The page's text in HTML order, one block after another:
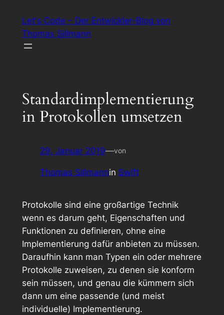
Inhalt
springen
Let's Code – Der Entwickler-Blog von
Thomas Sillmann
Standardimplementierung
in Protokollen umsetzen
29. Januar 2019—von
Thomas Sillmannin Swift
Protokolle sind eine großartige Technik
wenn es darum geht, Eigenschaften und
Funktionen zu definieren, ohne eine
Implementierung dafür anbieten zu müssen.
Daraufhin kann man Typen ein oder mehrere
Protokolle zuweisen, zu denen sie konform
sein müssen, und genau die kümmern sich
dann um eine passende (und meist
individuelle) Implementierung.